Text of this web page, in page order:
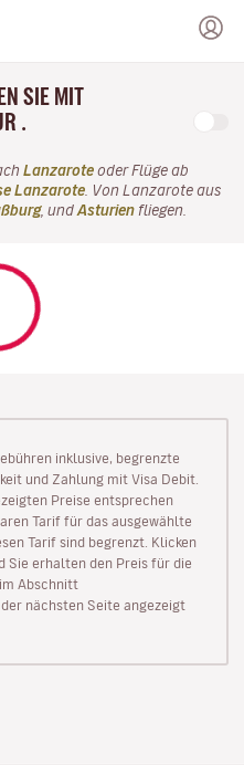
SIE MIT
.
Lanzarote oder Flüge ab
Lanzarote . Von Lanzarote aus
, und Asturien fliegen.
inklusive, begrenzte
und Zahlung mit Visa Debit.
Preise entsprechen
Tarif für das ausgewählte
Tarif sind begrenzt. Klicken
Sie erhalten den Preis für die
Abschnitt
der nächsten Seite angezeigt